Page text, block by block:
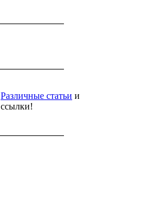
Различные статьи и
ссылки!